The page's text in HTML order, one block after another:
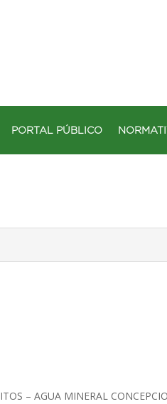
PORTAL PÚBLICO
– AGUA MINERAL